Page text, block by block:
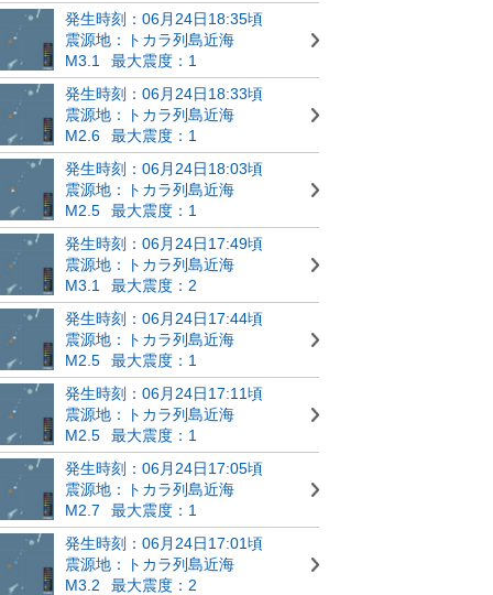
発生時刻：06月24日18:35頃
震源地：トカラ列島近海
M3.1
最大震度：1
発生時刻：06月24日18:33頃
震源地：トカラ列島近海
M2.6
最大震度：1
発生時刻：06月24日18:03頃
震源地：トカラ列島近海
M2.5
最大震度：1
発生時刻：06月24日17:49頃
震源地：トカラ列島近海
M3.1
最大震度：2
発生時刻：06月24日17:44頃
震源地：トカラ列島近海
M2.5
最大震度：1
発生時刻：06月24日17:11頃
震源地：トカラ列島近海
M2.5
最大震度：1
発生時刻：06月24日17:05頃
震源地：トカラ列島近海
M2.7
最大震度：1
発生時刻：06月24日17:01頃
震源地：トカラ列島近海
M3.2
最大震度：2